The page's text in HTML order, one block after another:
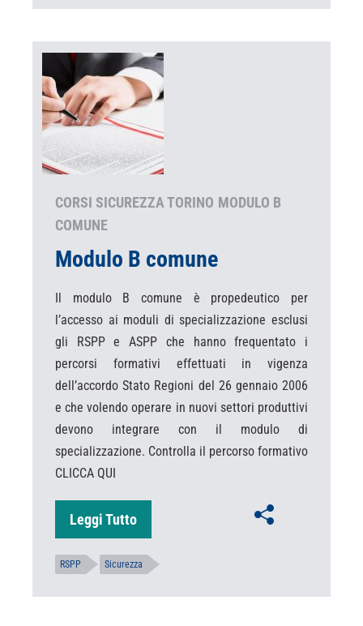
CORSI SICUREZZA TORINO MODULO B
COMUNE
Modulo B comune
Il modulo B comune è propedeutico per
l’accesso ai moduli di specializzazione esclusi
gli RSPP e ASPP che hanno frequentato i
percorsi formativi effettuati in vigenza
dell’accordo Stato Regioni del 26 gennaio 2006
e che volendo operare in nuovi settori produttivi
devono integrare con il modulo di
specializzazione. Controlla il percorso formativo
CLICCA QUI
Leggi Tutto
RSPP Sicurezza